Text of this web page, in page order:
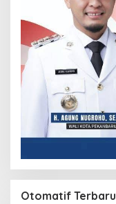
Otomatif Terbaru